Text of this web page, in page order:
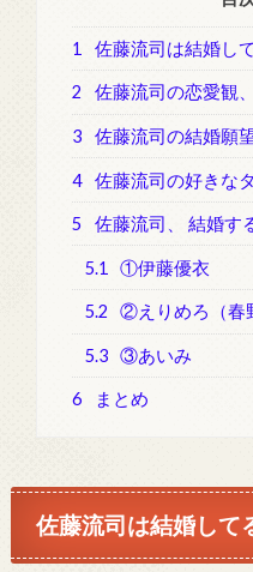
1 佐藤流司は結婚し
2 佐藤流司の恋愛観
3 佐藤流司の結婚願
4 佐藤流司の好きな
5 佐藤流司、 結婚す
5.1 ①伊藤優衣
5.2 ②えりめろ（春
5.3 ③あいみ
6 まとめ
佐藤流司は結婚して